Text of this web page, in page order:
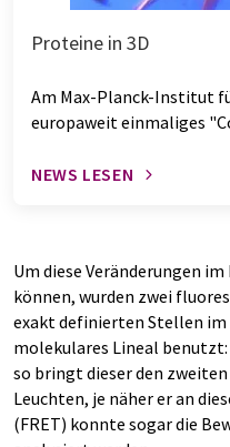
Proteine in 3D
Am Max-Planck-Institut
europaweit einmaliges
NEWS LESEN
Um diese Veränderungen
können, wurden zwei
exakt definierten Stellen
molekulares Lineal
so bringt dieser den
Leuchten, je näher er an
(FRET) konnte sogar die